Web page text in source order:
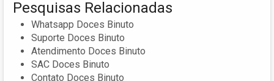
Pesquisas Relacionadas
Whatsapp Doces Binuto
Suporte Doces Binuto
Atendimento Doces Binuto
SAC Doces Binuto
Contato Doces Binuto